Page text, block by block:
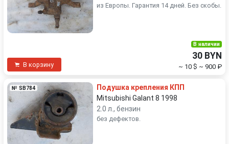
из Европы. Гарантия 14 дней. Без скобы.
В корзину
В наличии
30 BYN
~ 10 $ ~ 900 ₽
№ SB784
Подушка крепления КПП
Mitsubishi Galant 8 1998
2.0 л., бензин
без дефектов.